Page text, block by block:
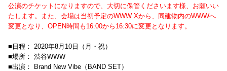
公演のチケットになりますので、大切に保管くださいます様、お願いい
たします。また、会場は当初予定のWWW Xから、同建物内のWWWへ
変更となり、OPEN時間も16:00から16:30に変更となります。
■日程： 2020年8月10日（月・祝）
■場所： 渋谷WWW
■出演： Brand New Vibe（BAND SET）